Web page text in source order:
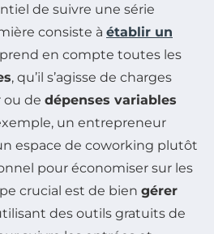
de suivre une série
consiste à établir un
en compte toutes les
, qu’il s’agisse de charges
ou de dépenses variables
un entrepreneur
espace de coworking plutôt
pour économiser sur les
crucial est de bien gérer
des outils gratuits de